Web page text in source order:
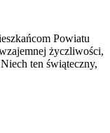
Powiatu
życzliwości,
ten świąteczny,